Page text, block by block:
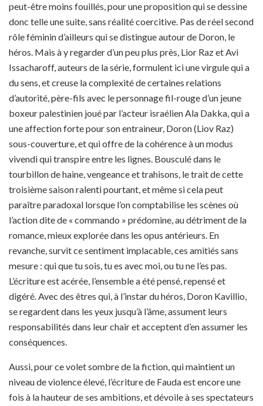
peut-être moins fouillés, pour une proposition qui se dessine
donc telle une suite, sans réalité coercitive. Pas de réel second
rôle féminin d’ailleurs qui se distingue autour de Doron, le
héros. Mais à y regarder d’un peu plus près, Lior Raz et Avi
Issacharoff, auteurs de la série, formulent ici une virgule qui a
du sens, et creuse la complexité de certaines relations
d’autorité, père-fils avec le personnage fil-rouge d’un jeune
boxeur palestinien joué par l’acteur israélien Ala Dakka, qui a
une affection forte pour son entraineur, Doron (Liov Raz)
sous-couverture, et qui offre de la cohérence à un modus
vivendi qui transpire entre les lignes. Bousculé dans le
tourbillon de haine, vengeance et trahisons, le trait de cette
troisième saison ralenti pourtant, et même si cela peut
paraître paradoxal lorsque l’on comptabilise les scènes où
l’action dite de « commando » prédomine, au détriment de la
romance, mieux explorée dans les opus antérieurs. En
revanche, survit ce sentiment implacable, ces amitiés sans
mesure : qui que tu sois, tu es avec moi, ou tu ne l’es pas.
L’écriture est acérée, l’ensemble a été pensé, repensé et
digéré. Avec des êtres qui, à l’instar du héros, Doron Kavillio,
se regardent dans les yeux jusqu’à l’âme, assument leurs
responsabilités dans leur chair et acceptent d’en assumer les
conséquences.
Aussi, pour ce volet sombre de la fiction, qui maintient un
niveau de violence élevé, l’écriture de Fauda est encore une
fois à la hauteur de ses ambitions, et dévoile à ses spectateurs